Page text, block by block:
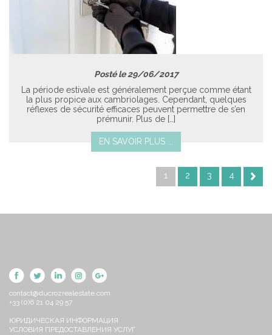
Posté le 29/06/2017
La période estivale est généralement perçue comme étant
la plus propice aux cambriolages. Cependant, quelques
réflexes de sécurité efficaces peuvent permettre de s’en
prémunir. Plus de […]
EN SAVOIR PLUS ...
1 2 3 4
contact@ducrozrealestate.com
+33 (0)6 21 04 29 57
ЮРИДИЧЕСКАЯ ИНФОРМАЦИЯ
УСЛОВИЯ ПРЕДОСТАВЛЕНИЯ УСЛУГ